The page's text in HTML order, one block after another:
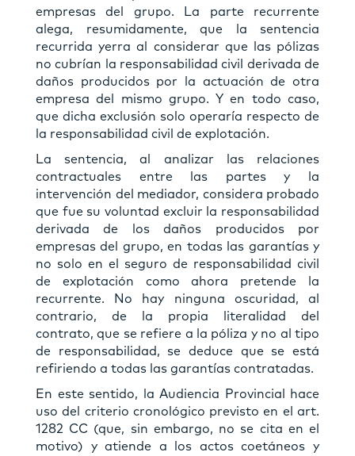
empresas del grupo. La parte recurrente
alega, resumidamente, que la sentencia
recurrida yerra al considerar que las pólizas
no cubrían la responsabilidad civil derivada de
daños producidos por la actuación de otra
empresa del mismo grupo. Y en todo caso,
que dicha exclusión solo operaría respecto de
la responsabilidad civil de explotación.
La sentencia, al analizar las relaciones
contractuales entre las partes y la
intervención del mediador, considera probado
que fue su voluntad excluir la responsabilidad
derivada de los daños producidos por
empresas del grupo, en todas las garantías y
no solo en el seguro de responsabilidad civil
de explotación como ahora pretende la
recurrente. No hay ninguna oscuridad, al
contrario, de la propia literalidad del
contrato, que se refiere a la póliza y no al tipo
de responsabilidad, se deduce que se está
refiriendo a todas las garantías contratadas.
En este sentido, la Audiencia Provincial hace
uso del criterio cronológico previsto en el art.
1282 CC (que, sin embargo, no se cita en el
motivo) y atiende a los actos coetáneos y